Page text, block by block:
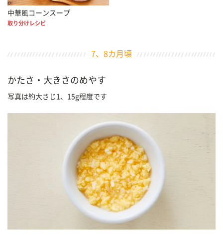
中華風コーンスープ
取り分けレシピ
7、8カ月頃
かたさ・大きさのめやす
写真は約大さじ1、15g程度です